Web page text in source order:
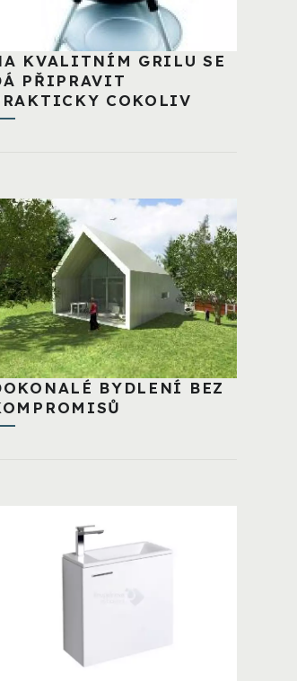
KVALITNÍM GRILU SE
PŘIPRAVIT
COKOLIV
BYDLENÍ BEZ